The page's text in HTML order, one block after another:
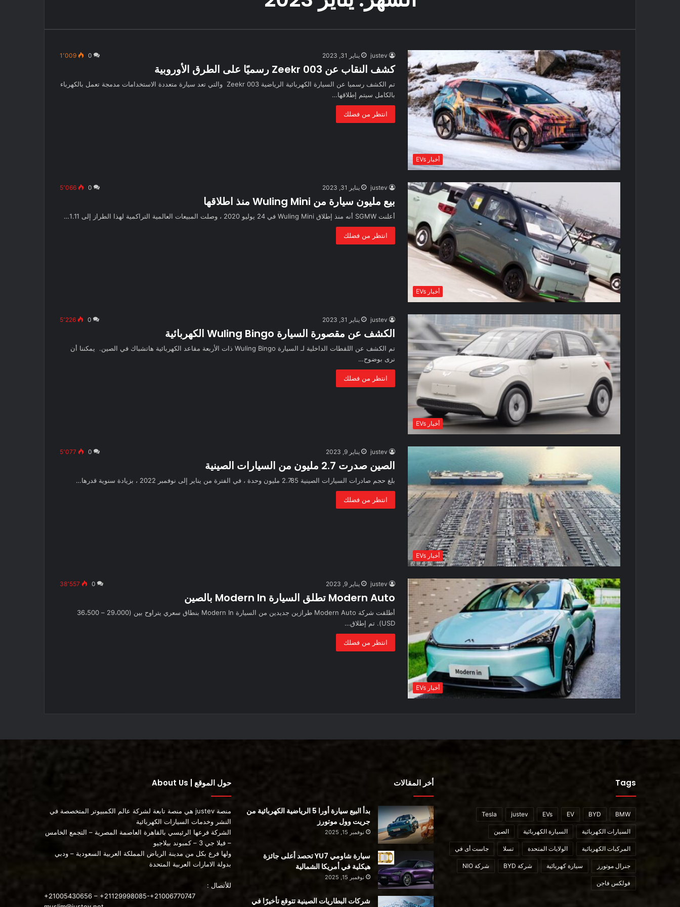
أخبار EVs
justev يناير 31, 2023 0 1٬009
كشف النقاب عن Zeekr 003 رسميًا على الطرق الأوروبية
تم الكشف رسميا عن السيارة الكهربائية الرياضية Zeekr 003 والتي تعد سيارة متعددة الاستخدامات مدمجة تعمل بالكهرباء
بالكامل سيتم إطلاقها…
انتظر من فضلك
أخبار EVs
justev يناير 31, 2023 0 5٬066
بيع مليون سيارة من Wuling Mini منذ اطلاقها
أعلنت SGMW أنه منذ إطلاق Wuling Mini في 24 يوليو 2020 ، وصلت المبيعات العالمية التراكمية لهذا الطراز إلى 1.11…
انتظر من فضلك
أخبار EVs
justev يناير 31, 2023 0 5٬226
الكشف عن مقصورة السيارة Wuling Bingo الكهربائية
تم الكشف عن اللقطات الداخلية لـ السيارة Wuling Bingo ذات الأربعة مقاعد الكهربائية هاتشباك في الصين. يمكننا أن
نرى بوضوح…
انتظر من فضلك
أخبار EVs
justev يناير 9, 2023 0 5٬077
الصين صدرت 2.7 مليون من السيارات الصينية
بلغ حجم صادرات السيارات الصينية 2.785 مليون وحدة ، في الفترة من يناير إلى نوفمبر 2022 ، بزيادة سنوية قدرها…
انتظر من فضلك
أخبار EVs
justev يناير 9, 2023 0 38٬557
Modern Auto تطلق السيارة Modern In بالصين
أطلقت شركة Modern Auto طرازين جديدين من السيارة Modern In بنطاق سعري يتراوح بين (29،000 – 36،500
USD). تم إطلاق…
انتظر من فضلك
Tags
BMW
BYD
EV
EVs
justev
Tesla
السيارات الكهربائية السيارة الكهربائية الصين
المركبات الكهربائية الولايات المتحدة تسلا جاست أى في
جنرال موتورز سيارة كهربائية شركة BYD شركة NIO
فولكس فاجن
أخر المقالات
بدأ البيع سيارة أورا 5 الرياضية الكهربائية من
جريت وول موتورز
نوفمبر 15, 2025
سيارة شاومي YU7 تحصد أعلى جائزة
هيكلية في أمريكا الشمالية
نوفمبر 15, 2025
شركات البطاريات الصينية تتوقع تأخيرًا في
حول الموقع | About Us
منصة justev هي منصة تابعة لشركة عالم الكمبيوتر المتخصصة في
النشر وخدمات السيارات الكهربائية
الشركة فرعها الرئيسي بالقاهرة العاصمة المصرية – التجمع الخامس
– فيلا جي 3 – كمبوند بيلاجيو
ولها فرع بكل من مدينة الرياض المملكة العربية السعودية – ودبي
بدولة الامارات العربية المتحدة
للأتصال :
+21005430656 – +21129998085-+21006770747